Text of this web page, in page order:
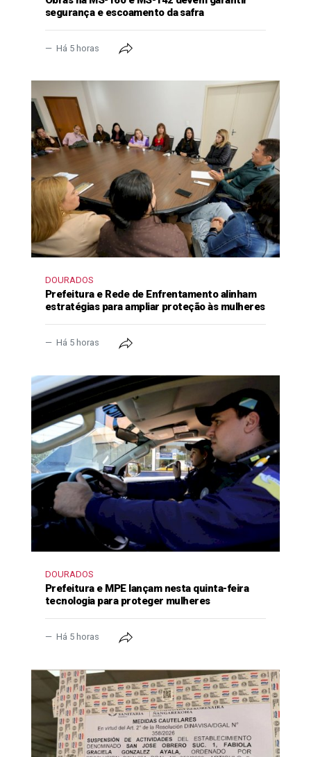
segurança e escoamento da safra
Há 5 horas
DOURADOS
Prefeitura e Rede de Enfrentamento alinham
estratégias para ampliar proteção às mulheres
Há 5 horas
DOURADOS
Prefeitura e MPE lançam nesta quinta-feira
tecnologia para proteger mulheres
Há 5 horas